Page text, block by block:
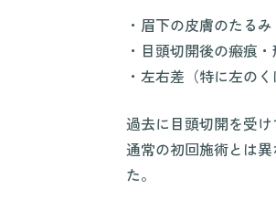
・眉下の皮膚のたるみ
・目頭切開後の瘢痕
・左右差（特に左の
過去に目頭切開を受
通常の初回施術とは
た。